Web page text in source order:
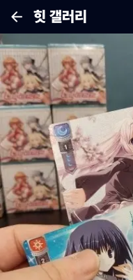
힛 갤러리